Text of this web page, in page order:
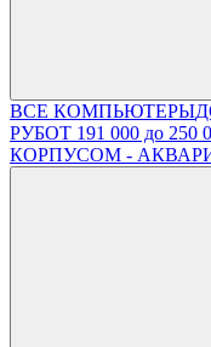
ВСЕ КОМПЬЮТЕРЫ
РУБОТ 191 000 до 250
КОРПУСОМ -